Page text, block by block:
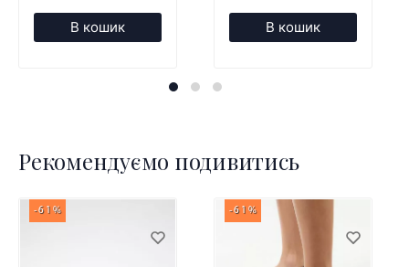
В кошик В кошик
Рекомендуємо подивитись
-61% -61%